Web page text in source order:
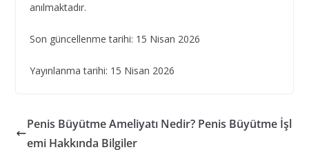
anılmaktadır.
Son güncellenme tarihi: 15 Nisan 2026
Yayınlanma tarihi: 15 Nisan 2026
Penis Büyütme Ameliyatı Nedir? Penis Büyütme İşl
emi Hakkında Bilgiler